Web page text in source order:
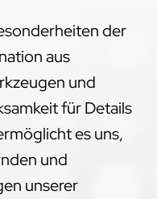
der
aus
und
für Details
es uns,
und
unserer